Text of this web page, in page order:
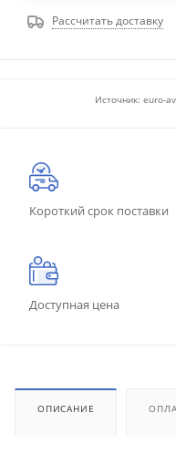
Рассчитать доставку
Источник: euro-
Короткий срок поставки
Доступная цена
ОПИСАНИЕ